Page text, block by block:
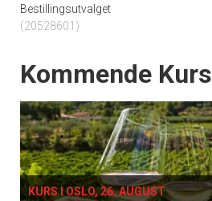
Bestillingsutvalget
(20528601)
Events
Kommende Kurs
KURS I OSLO, 26. AUGUST